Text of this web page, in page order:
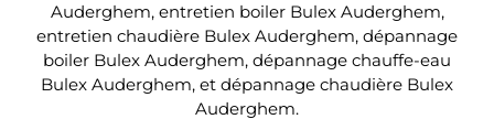
Auderghem, entretien boiler Bulex Auderghem,
entretien chaudière Bulex Auderghem, dépannage
boiler Bulex Auderghem, dépannage chauffe-eau
Bulex Auderghem, et dépannage chaudière Bulex
Auderghem.